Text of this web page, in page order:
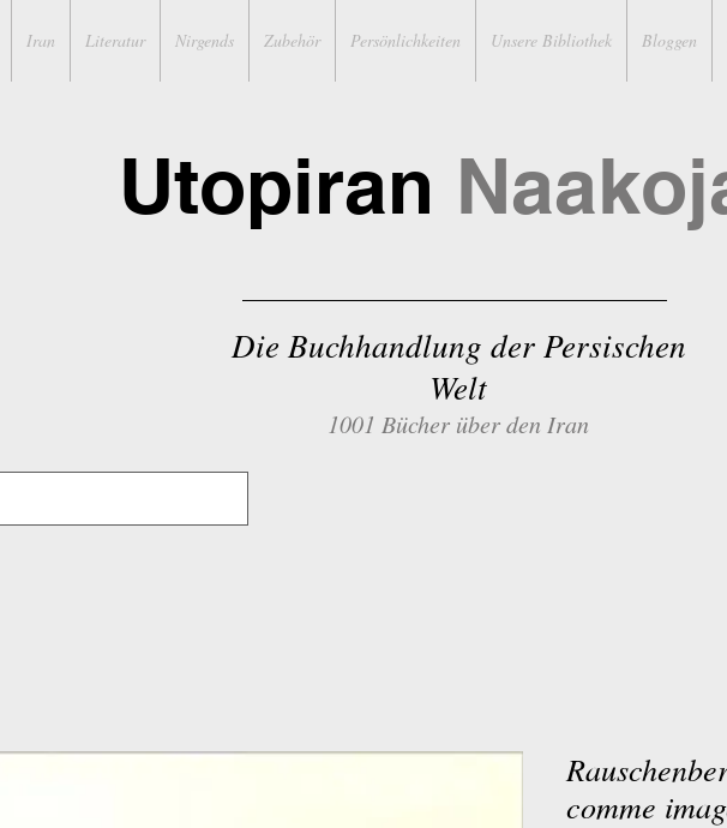
Iran Literatur Nirgends Zubehör Persönlichkeiten Unsere Bibliothek Bloggen
Utopiran
Die Buchhandlung der Persischen
Welt
1001 Bücher über den Iran
comme